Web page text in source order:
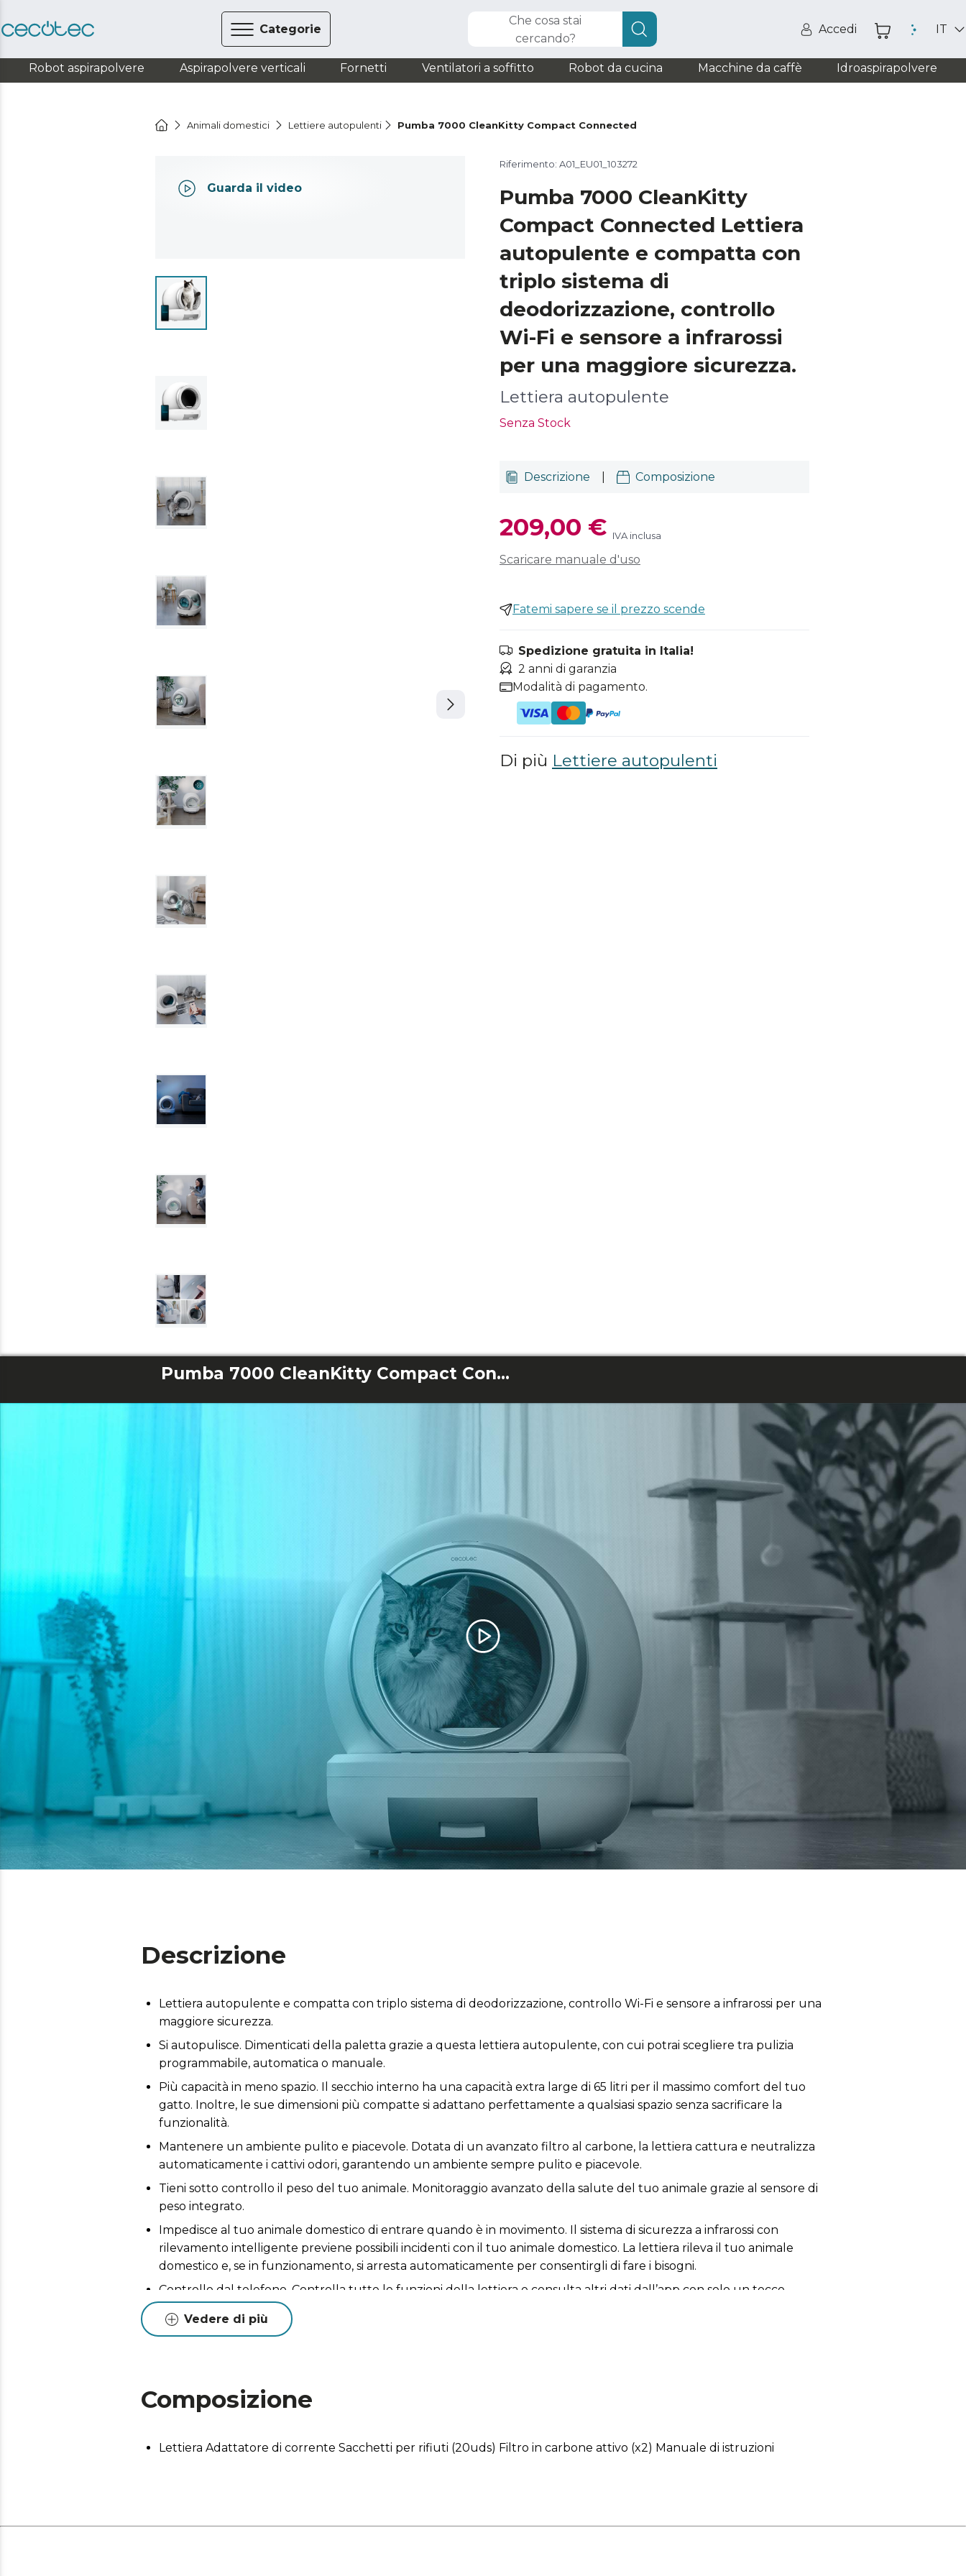
Categorie
Che cosa stai
cercando?
Accedi IT
Robot aspirapolvere Aspirapolvere verticali Fornetti Ventilatori a soffitto Robot da cucina Macchine da caffè Idroaspirapolvere
Animali domestici Lettiere autopulenti Pumba 7000 CleanKitty Compact Connected
Guarda il video
Riferimento: A01_EU01_103272
Pumba 7000 CleanKitty
Compact Connected Lettiera
autopulente e compatta con
triplo sistema di
deodorizzazione, controllo
Wi-Fi e sensore a infrarossi
per una maggiore sicurezza.
Lettiera autopulente
Senza Stock
Descrizione Composizione
209,00 € IVA inclusa
Scaricare manuale d'uso
Fatemi sapere se il prezzo scende
Spedizione gratuita in Italia!
2 anni di garanzia
Modalità di pagamento.
Di più Lettiere autopulenti
Pumba 7000 CleanKitty Compact Connected
Descrizione
Lettiera autopulente e compatta con triplo sistema di deodorizzazione, controllo Wi-Fi e sensore a infrarossi per una
maggiore sicurezza.
Si autopulisce. Dimenticati della paletta grazie a questa lettiera autopulente, con cui potrai scegliere tra pulizia
programmabile, automatica o manuale.
Più capacità in meno spazio. Il secchio interno ha una capacità extra large di 65 litri per il massimo comfort del tuo
gatto. Inoltre, le sue dimensioni più compatte si adattano perfettamente a qualsiasi spazio senza sacrificare la
funzionalità.
Mantenere un ambiente pulito e piacevole. Dotata di un avanzato filtro al carbone, la lettiera cattura e neutralizza
automaticamente i cattivi odori, garantendo un ambiente sempre pulito e piacevole.
Tieni sotto controllo il peso del tuo animale. Monitoraggio avanzato della salute del tuo animale grazie al sensore di
peso integrato.
Impedisce al tuo animale domestico di entrare quando è in movimento. Il sistema di sicurezza a infrarossi con
rilevamento intelligente previene possibili incidenti con il tuo animale domestico. La lettiera rileva il tuo animale
domestico e, se in funzionamento, si arresta automaticamente per consentirgli di fare i bisogni.
Controllo dal telefono. Controlla tutte le funzioni della lettiera e consulta altri dati dall’app con solo un tocco.
Senza rumori, senza disturbo. Funzionamento silenzioso per non spaventare e trasmettere fiducia al tuo animale
Vedere di più
Composizione
Lettiera Adattatore di corrente Sacchetti per rifiuti (20uds) Filtro in carbone attivo (x2) Manuale di istruzioni